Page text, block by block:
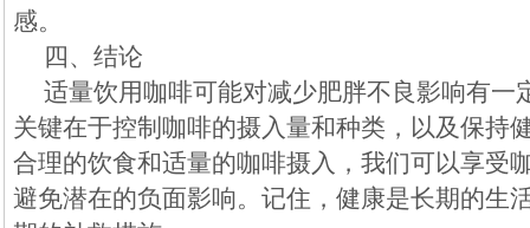
感。
四、结论
适量饮用咖啡可能对减少肥胖不良影响有一
关键在于控制咖啡的摄入量和种类，以及保持
合理的饮食和适量的咖啡摄入，我们可以享受
避免潜在的负面影响。记住，健康是长期的生